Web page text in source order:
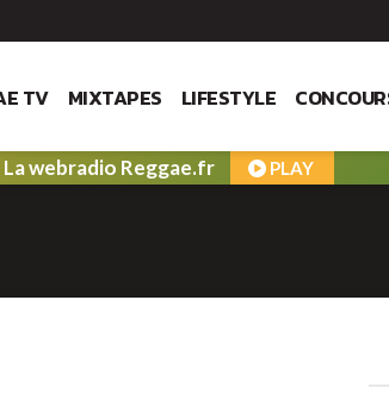
TV MIXTAPES LIFESTYLE
La webradio Reggae.fr PLAY